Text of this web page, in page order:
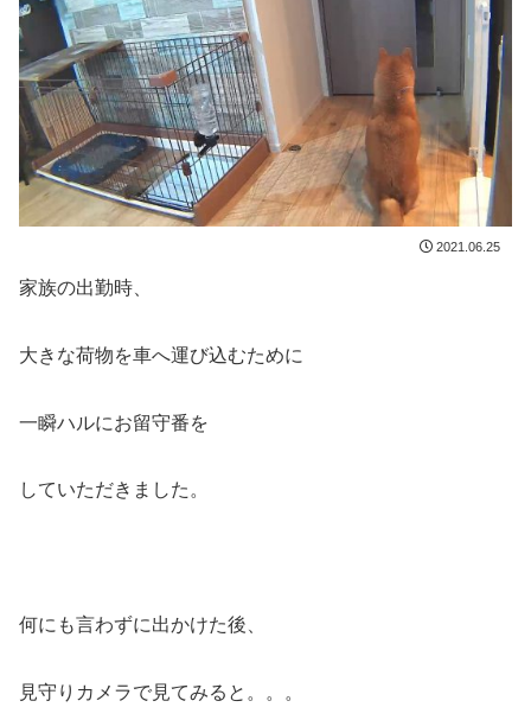
2021.06.25
家族の出勤時、
大きな荷物を車へ運び込むために
一瞬ハルにお留守番を
していただきました。
何にも言わずに出かけた後、
見守りカメラで見てみると。。。